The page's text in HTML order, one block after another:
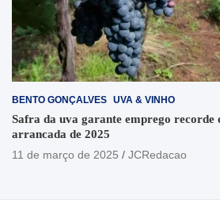
BENTO GONÇALVES UVA & VINHO
Safra da uva garante emprego recorde
arrancada de 2025
11 de março de 2025
JCRedacao